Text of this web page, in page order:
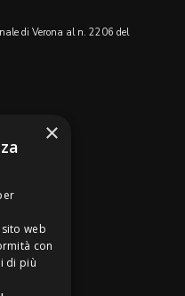
di Verona al n. 2206 del
×
web
con
di più